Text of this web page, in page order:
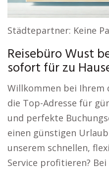
Städtepartner: Keine
Reisebüro Wust
sofort für zu
Willkommen bei Ihrem
die Top-Adresse für
und perfekte
einen günstigen
unserem schnellen,
Service profitieren?